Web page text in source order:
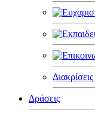
Δράσεις